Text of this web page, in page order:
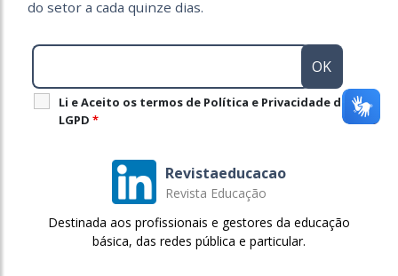
do setor a cada quinze dias.
Li e Aceito os termos de Política e Privacidade da
LGPD *
Revistaeducacao
Revista Educação
Destinada aos profissionais e gestores da educação
básica, das redes pública e particular.